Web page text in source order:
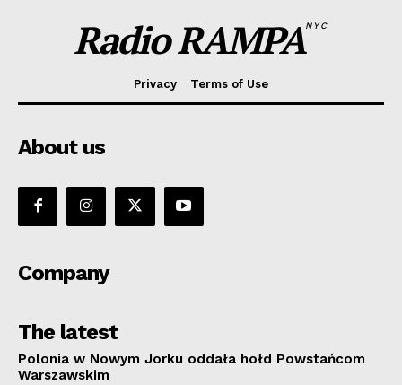
Radio RAMPANYC
Privacy Terms of Use
About us
Company
The latest
Polonia w Nowym Jorku oddała hołd Powstańcom
Warszawskim